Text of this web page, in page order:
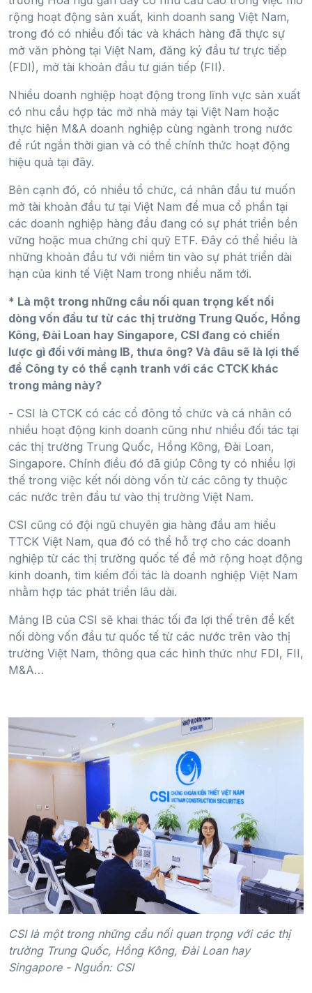
rộng hoạt động sản xuất, kinh doanh sang Việt Nam,
trong đó có nhiều đối tác và khách hàng đã thực sự
mở văn phòng tại Việt Nam, đăng ký đầu tư trực tiếp
(FDI), mở tài khoản đầu tư gián tiếp (FII).
Nhiều doanh nghiệp hoạt động trong lĩnh vực sản xuất
có nhu cầu hợp tác mở nhà máy tại Việt Nam hoặc
thực hiện M&A doanh nghiệp cùng ngành trong nước
để rút ngắn thời gian và có thể chính thức hoạt động
hiệu quả tại đây.
Bên cạnh đó, có nhiều tổ chức, cá nhân đầu tư muốn
mở tài khoản đầu tư tại Việt Nam để mua cổ phần tại
các doanh nghiệp hàng đầu đang có sự phát triển bền
vững hoặc mua chứng chỉ quỹ ETF. Đây có thể hiểu là
những khoản đầu tư với niềm tin vào sự phát triển dài
hạn của kinh tế Việt Nam trong nhiều năm tới.
* Là một trong những cầu nối quan trọng kết nối
dòng vốn đầu tư từ các thị trường Trung Quốc, Hồng
Kông, Đài Loan hay Singapore, CSI đang có chiến
lược gì đối với mảng IB, thưa ông? Và đâu sẽ là lợi thế
để Công ty có thể cạnh tranh với các CTCK khác
trong mảng này?
- CSI là CTCK có các cổ đông tổ chức và cá nhân có
nhiều hoạt động kinh doanh cũng như nhiều đối tác tại
các thị trường Trung Quốc, Hồng Kông, Đài Loan,
Singapore. Chính điều đó đã giúp Công ty có nhiều lợi
thế trong việc kết nối dòng vốn từ các công ty thuộc
các nước trên đầu tư vào thị trường Việt Nam.
CSI cũng có đội ngũ chuyên gia hàng đầu am hiểu
TTCK Việt Nam, qua đó có thể hỗ trợ cho các doanh
nghiệp từ các thị trường quốc tế để mở rộng hoạt động
kinh doanh, tìm kiếm đối tác là doanh nghiệp Việt Nam
nhằm hợp tác phát triển lâu dài.
Mảng IB của CSI sẽ khai thác tối đa lợi thế trên để kết
nối dòng vốn đầu tư quốc tế từ các nước trên vào thị
trường Việt Nam, thông qua các hình thức như FDI, FII,
M&A…
CSI là một trong những cầu nối quan trọng với các thị
trường Trung Quốc, Hồng Kông, Đài Loan hay
Singapore - Nguồn: CSI